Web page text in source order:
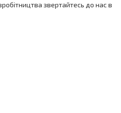
звертайтесь до нас в